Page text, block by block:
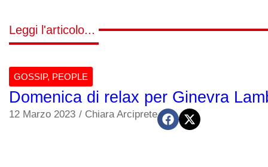
Leggi l'articolo...
GOSSIP, PEOPLE
Domenica di relax per Ginevra
12 Marzo 2023 / Chiara Arciprete